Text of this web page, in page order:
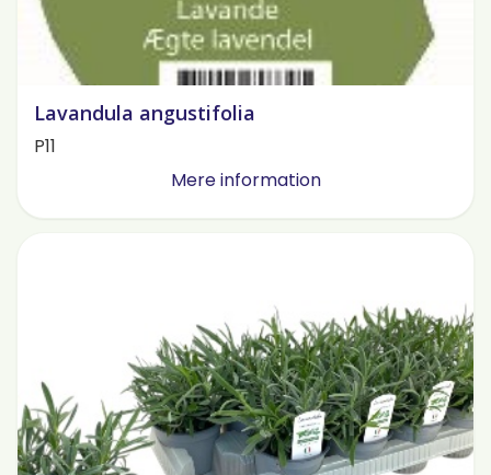
Lavandula angustifolia
P11
Mere information